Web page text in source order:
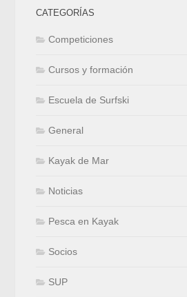
CATEGORÍAS
Competiciones
Cursos y formación
Escuela de Surfski
General
Kayak de Mar
Noticias
Pesca en Kayak
Socios
SUP